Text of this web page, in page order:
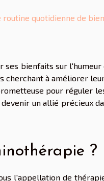
quotidienne de
ses bienfaits sur
cherchant à améliorer
pour réguler
un allié précieux
?
l'appellation de